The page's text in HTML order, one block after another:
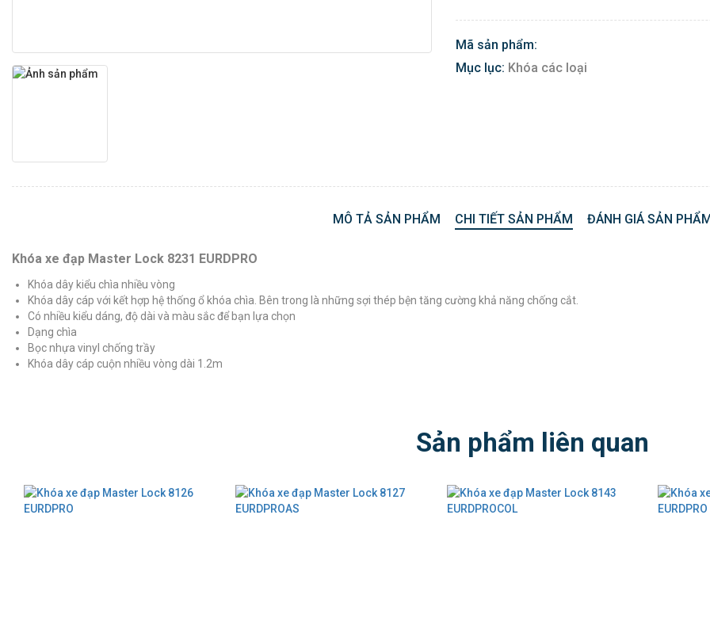
Mã sản phẩm:
Mục lục: Khóa các loại
MÔ TẢ SẢN PHẨM CHI TIẾT SẢN PHẨM ĐÁNH GIÁ SẢN
Khóa xe đạp Master Lock 8231 EURDPRO
Khóa dây kiểu chìa nhiều vòng
Khóa dây cáp với kết hợp hệ thống ổ khóa chìa. Bên trong là những sợi thép bện tăng cường khả năng chống cắt.
Có nhiều kiểu dáng, độ dài và màu sắc để bạn lựa chọn
Dạng chìa
Bọc nhựa vinyl chống trầy
Khóa dây cáp cuộn nhiều vòng dài 1.2m
Sản phẩm liên quan